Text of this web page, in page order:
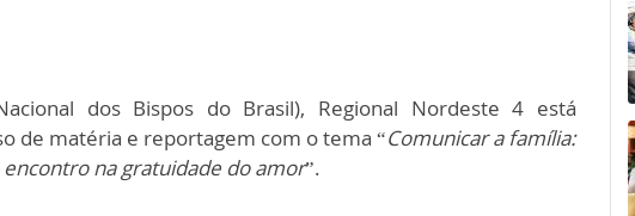
dos Bispos do Brasil), Regional Nordeste 4 está
de matéria e reportagem com o tema “Comunicar a família:
na gratuidade do amor”.